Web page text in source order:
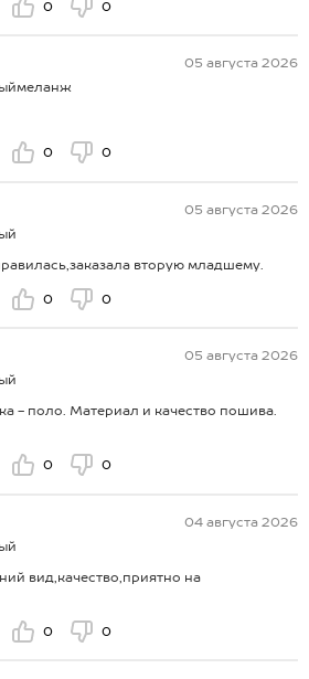
0 0
05 августа 2026
0 0
05 августа 2026
вторую младшему.
0 0
05 августа 2026
- поло. Материал и качество пошива.
0 0
04 августа 2026
вид,качество,приятно на
0 0